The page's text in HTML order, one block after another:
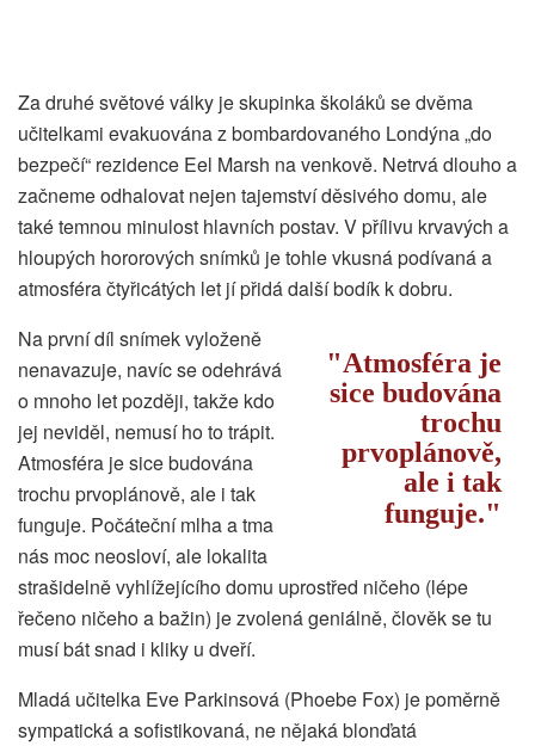
Za druhé světové války je skupinka školáků se dvěma
učitelkami evakuována z bombardovaného Londýna „do
bezpečí“ rezidence Eel Marsh na venkově. Netrvá dlouho a
začneme odhalovat nejen tajemství děsivého domu, ale
také temnou minulost hlavních postav. V přílivu krvavých a
hloupých hororových snímků je tohle vkusná podívaná a
atmosféra čtyřicátých let jí přidá další bodík k dobru.
Atmosféra je
sice budována
trochu
prvoplánově,
ale i tak
funguje.
Na první díl snímek vyloženě
nenavazuje, navíc se odehrává
o mnoho let později, takže kdo
jej neviděl, nemusí ho to trápit.
Atmosféra je sice budována
trochu prvoplánově, ale i tak
funguje. Počáteční mlha a tma
nás moc neosloví, ale lokalita
strašidelně vyhlížejícího domu uprostřed ničeho (lépe
řečeno ničeho a bažin) je zvolená geniálně, člověk se tu
musí bát snad i kliky u dveří.
Mladá učitelka Eve Parkinsová (Phoebe Fox) je poměrně
sympatická a sofistikovaná, ne nějaká blonďatá